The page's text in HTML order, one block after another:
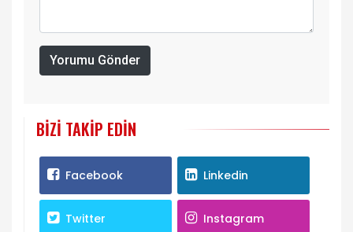
Yorumu Gönder
BIZI TAKIP EDIN
Facebook Linkedin
Twitter Instagram